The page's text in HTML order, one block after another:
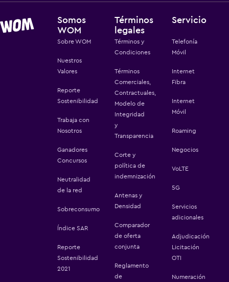
Somos
WOM
Sobre WOM
Nuestros
Valores
Reporte
Sostenibilidad
Trabaja con
Nosotros
Ganadores
Concursos
Neutralidad
de la red
Sobreconsumo
Índice SAR
Reporte
Sostenibilidad
2021
Términos
legales
Términos y
Condiciones
Términos
Comerciales,
Contractuales,
Modelo de
Integridad
y
Transparencia
Corte y
política de
indemnización
Antenas y
Densidad
Comparador
de oferta
conjunta
Reglamento
de
Servicio
Telefonía
Móvil
Internet
Fibra
Internet
Móvil
Roaming
Negocios
VoLTE
5G
Servicios
adicionales
Adjudicación
Licitación
OTI
Numeración